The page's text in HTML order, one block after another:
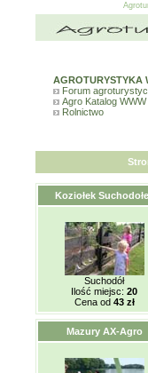
AGROTURYSTYKA
Forum
Agro Katalog WWW
Rolnictwo
Koziołek
Suchodół
Ilość miejsc: 20
Cena od 43 zł
Mazury AX-Agro